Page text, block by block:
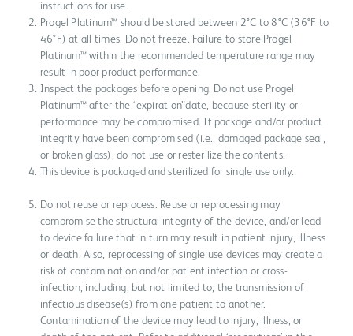
instructions for use.
Progel Platinum™ should be stored between 2°C to 8°C (36°F to
46°F) at all times. Do not freeze. Failure to store Progel
Platinum™ within the recommended temperature range may
result in poor product performance.
Inspect the packages before opening. Do not use Progel
Platinum™ after the “expiration”date, because sterility or
performance may be compromised. If package and/or product
integrity have been compromised (i.e., damaged package seal,
or broken glass), do not use or resterilize the contents.
This device is packaged and sterilized for single use only.
Do not reuse or reprocess. Reuse or reprocessing may
compromise the structural integrity of the device, and/or lead
to device failure that in turn may result in patient injury, illness
or death. Also, reprocessing of single use devices may create a
risk of contamination and/or patient infection or cross-
infection, including, but not limited to, the transmission of
infectious disease(s) from one patient to another.
Contamination of the device may lead to injury, illness, or